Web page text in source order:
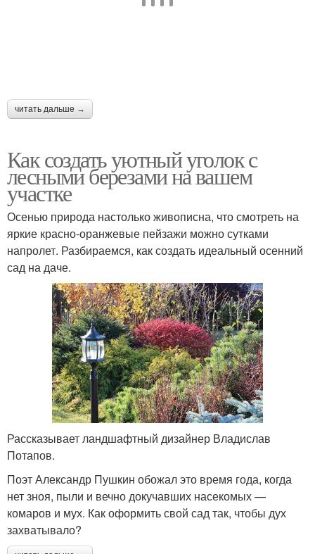
читать дальше →
Как создать уютный уголок с
лесными березами на вашем
участке
Осенью природа настолько живописна, что смотреть на
яркие красно-оранжевые пейзажи можно сутками
напролет. Разбираемся, как создать идеальный осенний
сад на даче.
Рассказывает ландшафтный дизайнер Владислав
Потапов.
Поэт Александр Пушкин обожал это время года, когда
нет зноя, пыли и вечно докучавших насекомых —
комаров и мух. Как оформить свой сад так, чтобы дух
захватывало?